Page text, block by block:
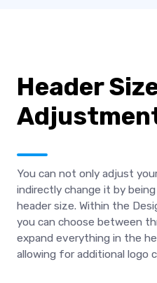
Header
You can not only adjust
indirectly change it by
header size. Within the
you can choose between
expand everything in the
allowing for additional logo